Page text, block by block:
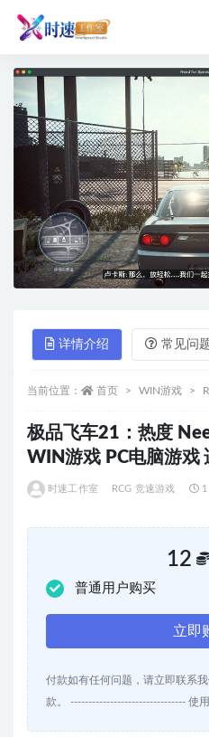
详情介绍 常见问
当前位置： 首页 WIN游戏
极品飞车21：热度
WIN游戏 PC电脑游戏
时速工作室 RCG 竞速游戏 1
12
普通用户购买
立即
付款如有任何问题，请立即联系
款。 -------------------------------- 使